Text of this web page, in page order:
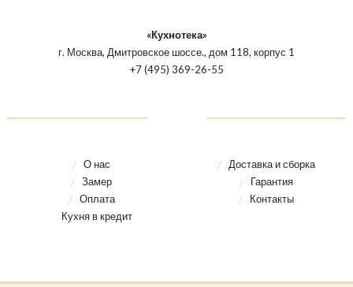
«Кухнотека»
г. Москва, Дмитровское шоссе., дом 118, корпус 1
+7 (495) 369-26-55
О нас
Замер
Оплата
Кухня в кредит
Доставка и сборка
Гарантия
Контакты